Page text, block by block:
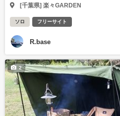
[千葉県] 楽々GARDEN
ソロ フリーサイト
R.base
2